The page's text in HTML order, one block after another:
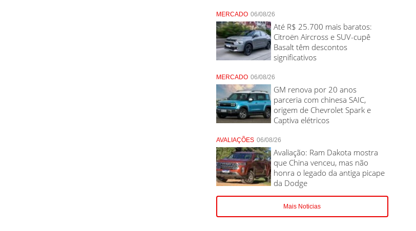
MERCADO 06/08/26
Até R$ 25.700 mais baratos:
Citroën Aircross e SUV-cupê
Basalt têm descontos
significativos
MERCADO 06/08/26
GM renova por 20 anos
parceria com chinesa SAIC,
origem de Chevrolet Spark e
Captiva elétricos
AVALIAÇÕES 06/08/26
Avaliação: Ram Dakota mostra
que China venceu, mas não
honra o legado da antiga picape
da Dodge
Mais Noticias